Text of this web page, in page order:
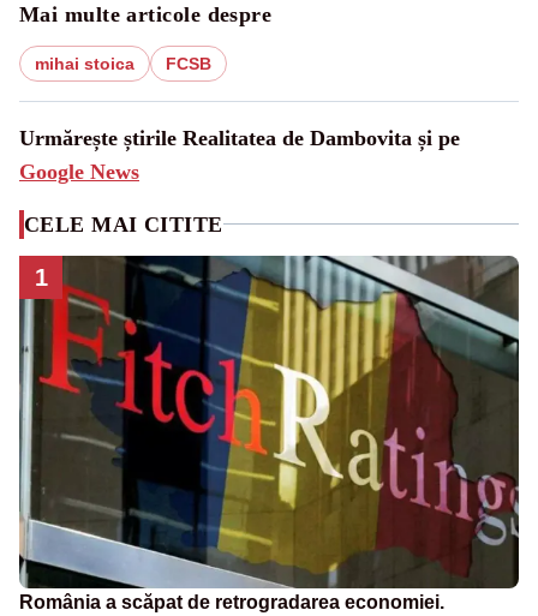
Mai multe articole despre
mihai stoica FCSB
Urmărește știrile Realitatea de Dambovita și pe
Google News
CELE MAI CITITE
1
România a scăpat de retrogradarea economiei.